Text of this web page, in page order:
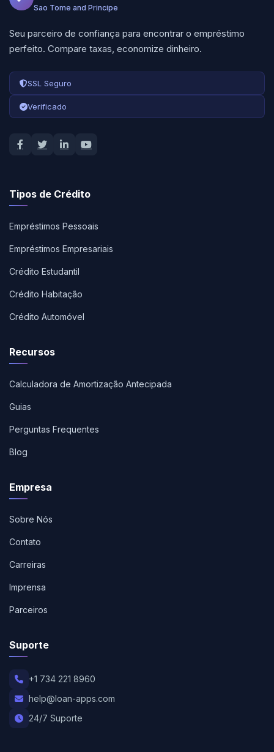
Sao Tome and Principe
Seu parceiro de confiança para encontrar o empréstimo
perfeito. Compare taxas, economize dinheiro.
SSL Seguro
Verificado
Tipos de Crédito
Empréstimos Pessoais
Empréstimos Empresariais
Crédito Estudantil
Crédito Habitação
Crédito Automóvel
Recursos
Calculadora de Amortização Antecipada
Guias
Perguntas Frequentes
Blog
Empresa
Sobre Nós
Contato
Carreiras
Imprensa
Parceiros
Suporte
+1 734 221 8960
help@loan-apps.com
24/7 Suporte